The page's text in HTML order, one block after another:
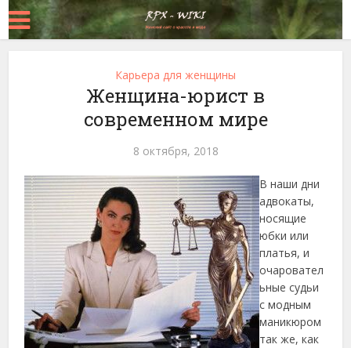
Карьера для женщины
Женщина-юрист в
современном мире
8 октября, 2018
В наши дни
адвокаты,
носящие
юбки или
платья, и
очаровател
ьные судьи
с модным
маникюром
так же, как